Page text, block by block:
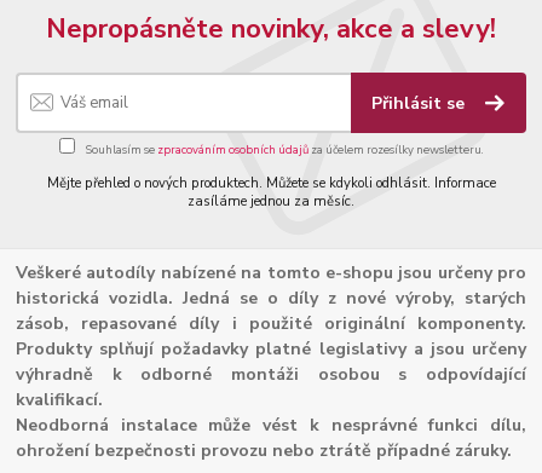
Nepropásněte novinky, akce a slevy!
Přihlásit se
Souhlasím se zpracováním osobních údajůza účelem rozesílky newsletteru.
Mějte přehled o nových produktech. Můžete se kdykoli odhlásit. Informace
zasíláme jednou za měsíc.
Veškeré autodíly nabízené na tomto e-shopu jsou určeny pro
historická vozidla. Jedná se o díly z nové výroby, starých
zásob, repasované díly i použité originální komponenty.
Produkty splňují požadavky platné legislativy a jsou určeny
výhradně k odborné montáži osobou s odpovídající
kvalifikací.
Neodborná instalace může vést k nesprávné funkci dílu,
ohrožení bezpečnosti provozu nebo ztrátě případné záruky.